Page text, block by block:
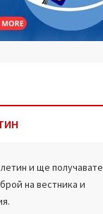
и ще получавате
на вестника и